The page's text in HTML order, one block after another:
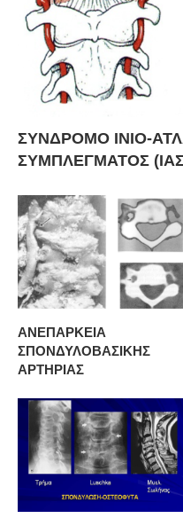
ΣΥΝΔΡΟΜΟ ΙΝΙΟ-
ΣΥΜΠΛΕΓΜΑΤΟΣ
ΑΝΕΠΑΡΚΕΙΑ
ΣΠΟΝΔΥΛΟΒΑΣΙΚΗΣ
ΑΡΤΗΡΙΑΣ